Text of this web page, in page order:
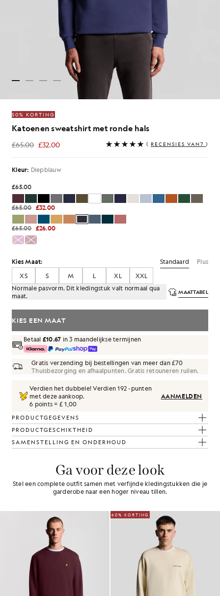
50% KORTING
Katoenen sweatshirt met ronde hals
£65.00 £32.00
£32.00 ( RECENSIES VAN7 )
Kleur: Diepblauw
£65.00
£65.00 £32.00
£65.00 £26.00
Kies Maat: Standaard
Plus
XS
S M L XL
XXL
Normale pasvorm. Dit kledingstuk valt normaal qua
maat.
MAATTABEL
KIES EEN MAAT
Betaal £10.67 in 3 maandelijkse termijnen
Gratis verzending bij bestellingen van meer dan £70
Thuisbezorging en afhaalpunten. Gratis retouneren ruilen.
Verdien het dubbele! Verdien192-punten
met deze aankoop.
6 points = £ 1,00
AANMELDEN
PRODUCTGEGEVENS
PRODUCTGESCHIKTHEID
SAMENSTELLING EN ONDERHOUD
Ga voor deze look
Stel een complete outfit samen met verfijnde kledingstukken die je
garderobe naar een hoger niveau tillen.
60% KORTING